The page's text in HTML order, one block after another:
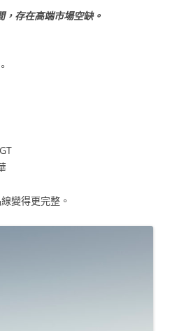
存在高端市場空缺。
變得更完整。